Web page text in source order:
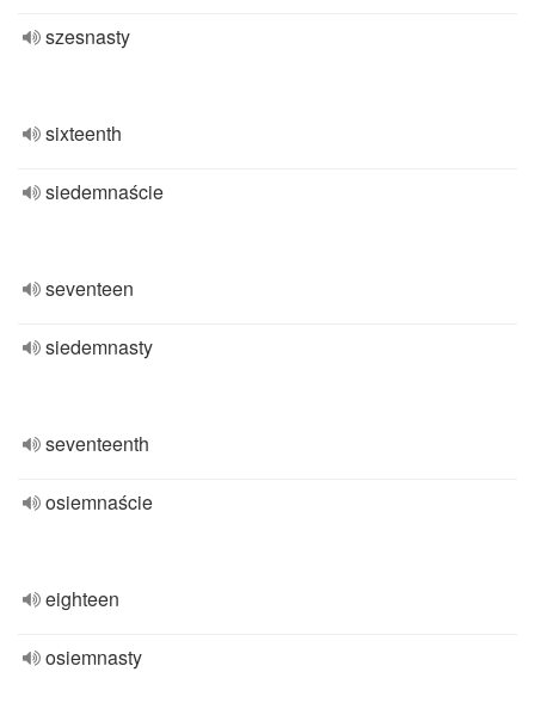
szesnasty
sixteenth
siedemnaście
seventeen
siedemnasty
seventeenth
osiemnaście
eighteen
osiemnasty